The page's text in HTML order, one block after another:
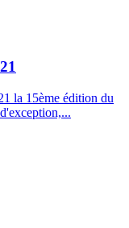
la 15ème édition du